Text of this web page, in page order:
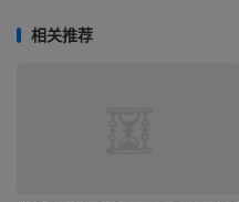
相关推荐